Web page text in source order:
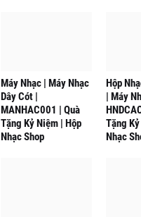
Máy Nhạc | Máy Nhạc
Dây Cót |
MANHAC001 | Quà
Tặng Kỷ Niệm | Hộp
Nhạc Shop
Hộp
| Máy
Tặng
Nhạc